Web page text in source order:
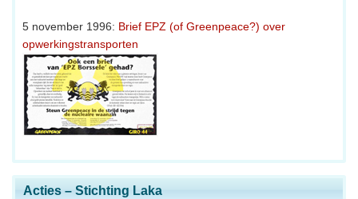
5 november 1996: Brief EPZ (of Greenpeace?) over
opwerkingstransporten
Acties – Stichting Laka